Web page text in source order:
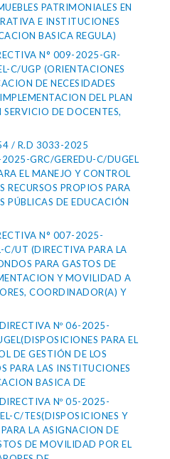
PATRIMONIALES EN
E INSTITUCIONES
BASICA REGULA)
N° 009-2025-GR-
C/UGP (ORIENTACIONES
DE NECESIDADES
DEL PLAN
DE DOCENTES,
/ R.D 3033-2025
GRC/GEREDU-C/DUGEL
EL MANEJO Y CONTROL
RECURSOS PROPIOS PARA
PÚBLICAS DE EDUCACIÓN
N° 007-2025-
C/UT (DIRECTIVA PARA LA
PARA GASTOS DE
Y MOVILIDAD A
COORDINADOR(A) Y
Nº 06-2025-
PARA EL
DE GESTIÓN DE LOS
PARA LAS INSTITUCIONES
BASICA DE
Nº 05-2025-
C/TES(DISPOSICIONES Y
LA ASIGNACION DE
DE MOVILIDAD POR EL